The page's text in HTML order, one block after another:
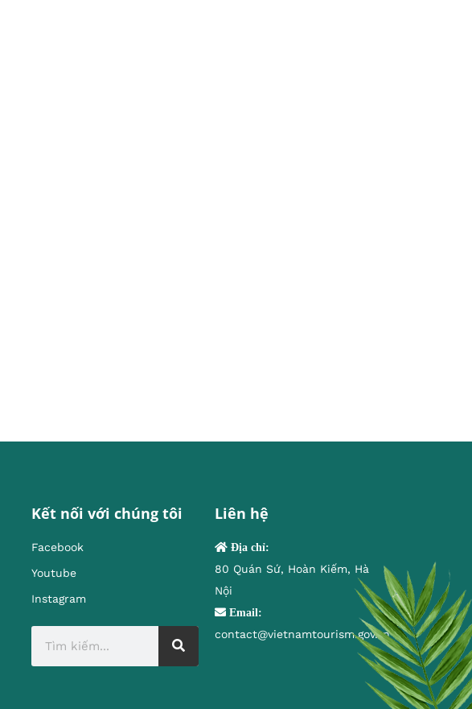
Kết nối với chúng tôi
Facebook
Youtube
Instagram
Liên hệ
Địa chỉ:
80 Quán Sứ, Hoàn Kiếm, Hà
Nội
Email:
contact@vietnamtourism.gov.vn